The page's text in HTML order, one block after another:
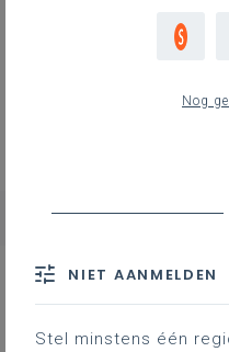
NIEUWS
Nog
NIET AANMELDEN
Stel minstens één